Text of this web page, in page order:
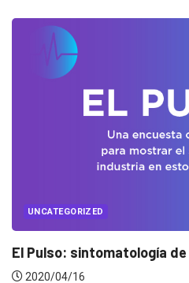
Conectados